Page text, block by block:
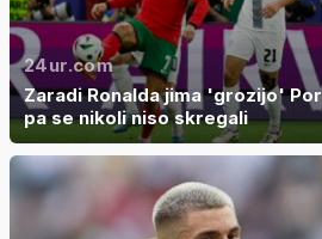
24ur.com
Zaradi Ronalda jima 'grozijo'
pa se nikoli niso skregali